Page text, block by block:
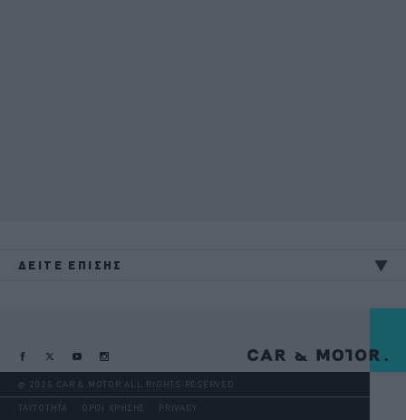
ΔΕΙΤΕ ΕΠΙΣΗΣ
@ 2026 CAR & MOTOR ALL RIGHTS RESERVED
ΤΑΥΤΟΤΗΤΑ ΟΡΟΙ ΧΡΗΣΗΣ PRIVACY